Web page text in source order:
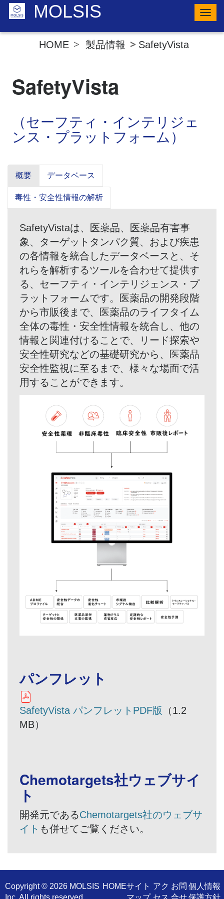
MOLSIS
ナ
ビ
HOME 製品情報 SafetyVista
SafetyVista
（セーフティ・インテリジェ
ンス・プラットフォーム）
概要 データベース
毒性・安全性情報の解析
SafetyVistaは、医薬品、医薬品有害事
象、ターゲットタンパク質、および疾患
の各情報を統合したデータベースと、そ
れらを解析するツールを合わせて提供す
る、セーフティ・インテリジェンス・プ
ラットフォームです。医薬品の開発段階
から市販後まで、医薬品のライフタイム
全体の毒性・安全性情報を統合し、他の
情報と関連付けることで、リード探索や
安全性研究などの基礎研究から、医薬品
安全性監視に至るまで、様々な場面で活
用することができます。
パンフレット
SafetyVista パンフレットPDF版 （1.2
MB）
Chemotargets社ウェブサイ
ト
​開発元であるChemotargets社のウェブサ
イト も併せてご覧ください。
Copyright © 2026 MOLSIS
Inc. All rights reserved.
​HOMEサイト
マップ
アク
セス
お問
合せ
個人情報
保護方針